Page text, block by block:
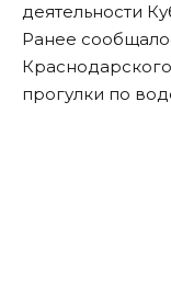
деятельности
Ранее
прогулки по